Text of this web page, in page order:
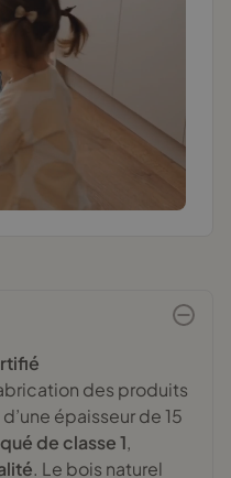
des produits
épaisseur de 15
de classe 1,
. Le bois naturel